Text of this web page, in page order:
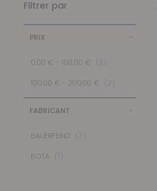
Filtrer par
PRIX
0,00 € - 100,00 € 2
articles
100,00 € - 200,00 € 2
articles
FABRICANT
BAUERFEIND 3
articles
BOTA 1
article